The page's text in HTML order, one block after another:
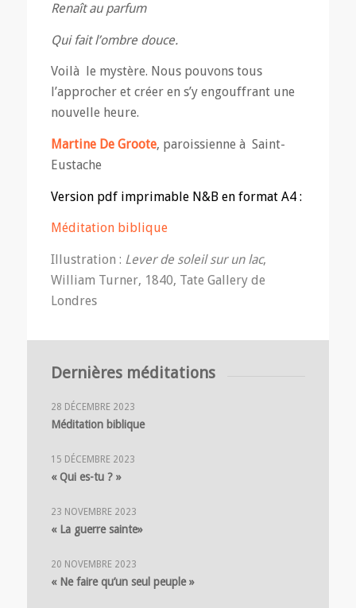
Renaît au parfum
Qui fait l’ombre douce.
Voilà le mystère. Nous pouvons tous
l’approcher et créer en s’y engouffrant une
nouvelle heure.
Martine De Groote, paroissienne à Saint-
Eustache
Version pdf imprimable N&B en format A4 :
Méditation biblique
Illustration : Lever de soleil sur un lac,
William Turner, 1840, Tate Gallery de
Londres
Dernières méditations
28 DÉCEMBRE 2023
Méditation biblique
15 DÉCEMBRE 2023
« Qui es-tu ? »
23 NOVEMBRE 2023
« La guerre sainte»
20 NOVEMBRE 2023
« Ne faire qu’un seul peuple »